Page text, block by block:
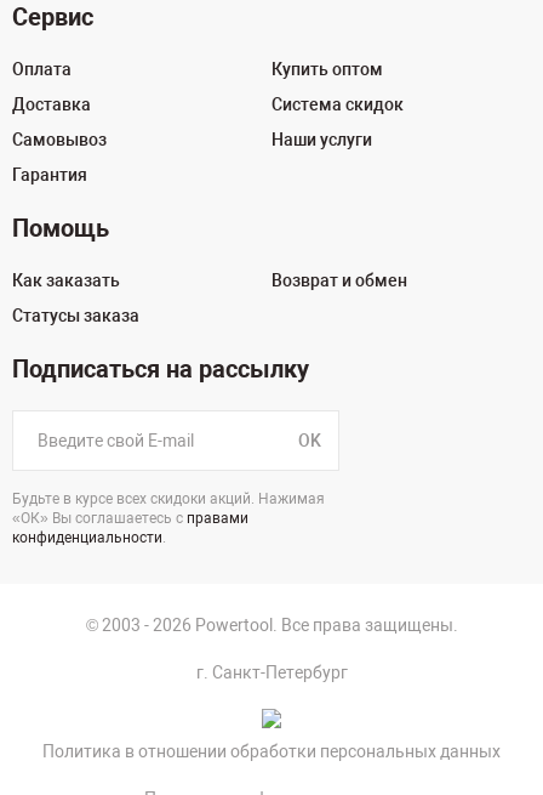
Сервис
Оплата
Доставка
Самовывоз
Гарантия
Купить оптом
Система скидок
Наши услуги
Помощь
Как заказать
Статусы заказа
Возврат и обмен
Подписаться на рассылку
OK
Будьте в курсе всех скидоки акций. Нажимая
«ОК» Вы соглашаетесь с правами
конфиденциальности.
© 2003 - 2026 Powertool. Все права защищены.
г. Санкт-Петербург
Политика в отношении обработки персональных данных